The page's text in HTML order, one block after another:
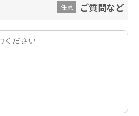
ご質問など
任意